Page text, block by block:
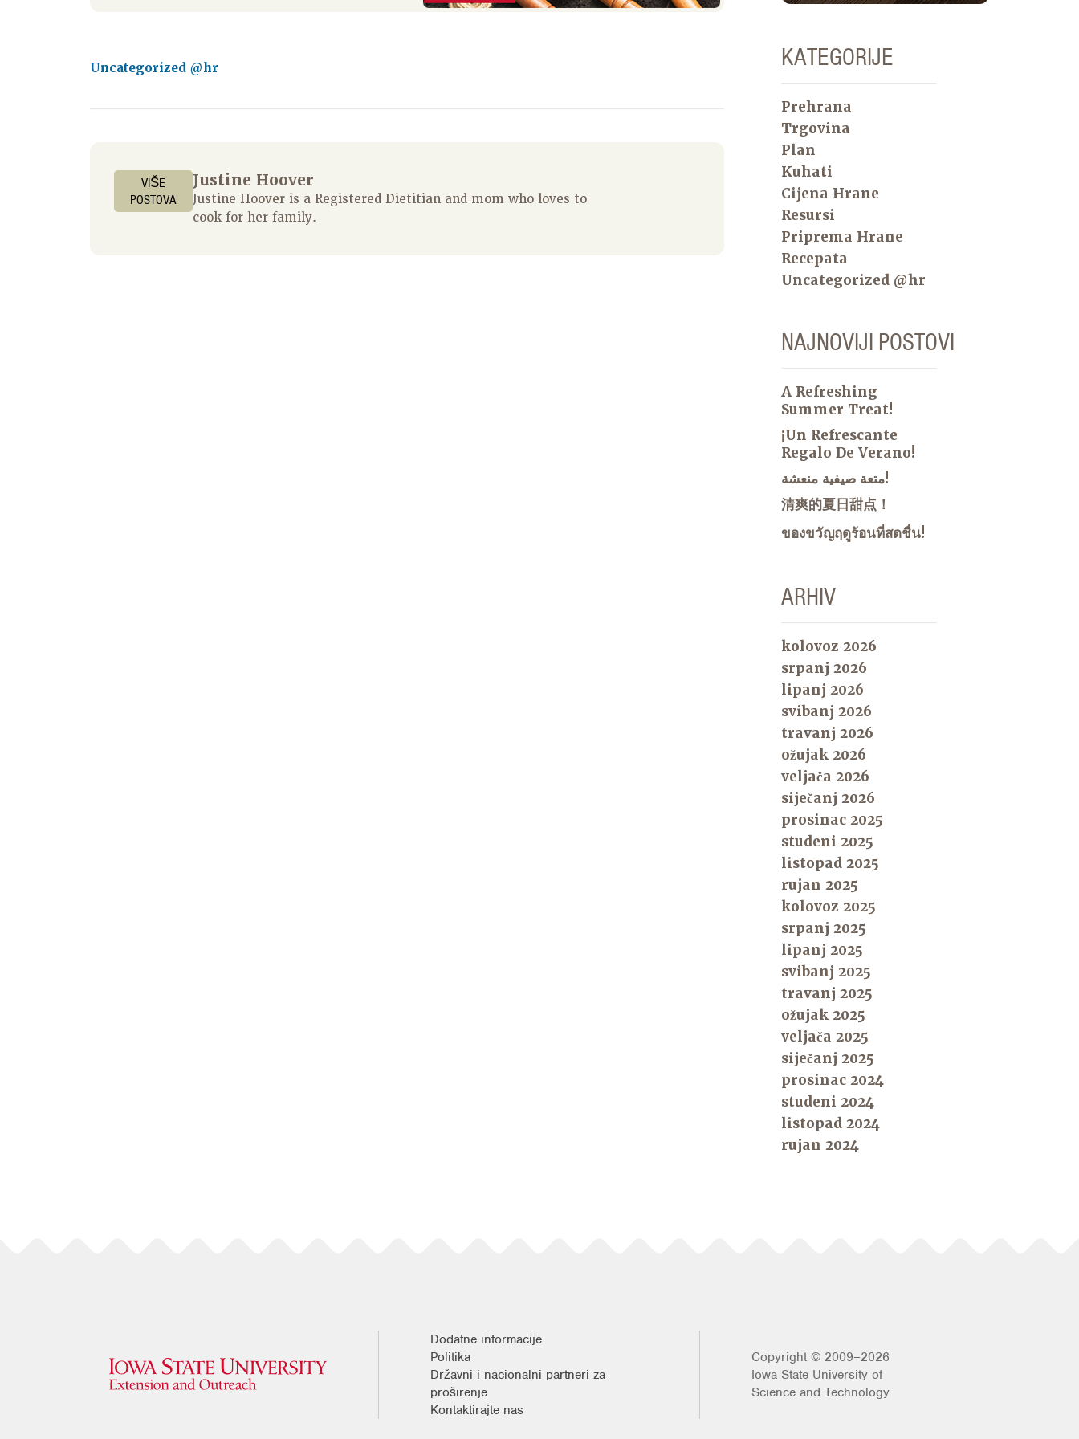
Uncategorized @hr
VIŠE
POSTOVA
Justine Hoover
Justine Hoover is a Registered Dietitian and mom who loves to
cook for her family.
KATEGORIJE
Prehrana
Trgovina
Plan
Kuhati
Cijena Hrane
Resursi
Priprema Hrane
Recepata
Uncategorized @hr
NAJNOVIJI POSTOVI
A Refreshing
Summer Treat!
¡Un Refrescante
Regalo De Verano!
متعة صيفية منعشة!
清爽的夏日甜点！
ของขวัญฤดูร้อนที่สดชื่น!
ARHIV
kolovoz 2026
srpanj 2026
lipanj 2026
svibanj 2026
travanj 2026
ožujak 2026
veljača 2026
siječanj 2026
prosinac 2025
studeni 2025
listopad 2025
rujan 2025
kolovoz 2025
srpanj 2025
lipanj 2025
svibanj 2025
travanj 2025
ožujak 2025
veljača 2025
siječanj 2025
prosinac 2024
studeni 2024
listopad 2024
rujan 2024
Dodatne informacije
Politika
Državni i nacionalni partneri za
proširenje
Kontaktirajte nas
Copyright © 2009–2026
Iowa State University of
Science and Technology